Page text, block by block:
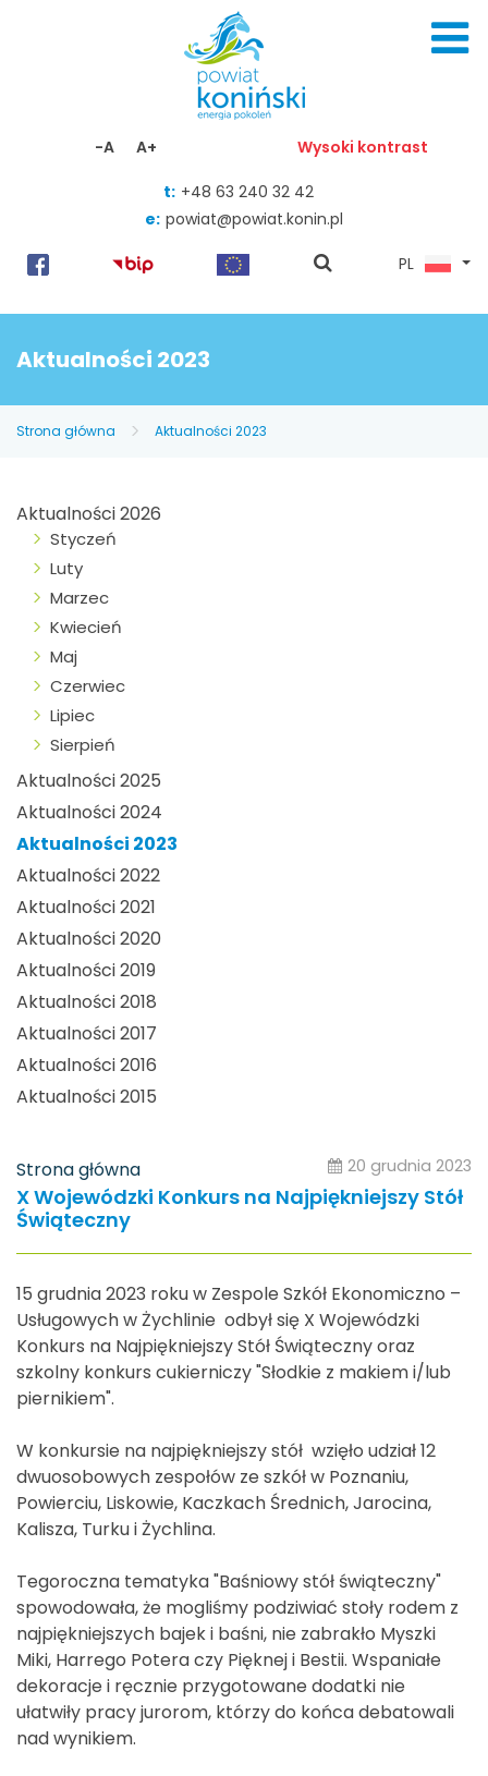
-A A+ Wysoki kontrast
t: +48 63 240 32 42
e: powiat@powiat.konin.pl
pokaż
PL
Aktualności 2023
Strona główna Aktualności 2023
Aktualności 2026
Styczeń
Luty
Marzec
Kwiecień
Maj
Czerwiec
Lipiec
Sierpień
Aktualności 2025
Aktualności 2024
Aktualności 2023
Aktualności 2022
Aktualności 2021
Aktualności 2020
Aktualności 2019
Aktualności 2018
Aktualności 2017
Aktualności 2016
Aktualności 2015
Strona główna 20 grudnia 2023
X Wojewódzki Konkurs na Najpiękniejszy Stół
Świąteczny
15 grudnia 2023 roku w Zespole Szkół Ekonomiczno –
Usługowych w Żychlinie odbył się X Wojewódzki
Konkurs na Najpiękniejszy Stół Świąteczny oraz
szkolny konkurs cukierniczy "Słodkie z makiem i/lub
piernikiem".
W konkursie na najpiękniejszy stół wzięło udział 12
dwuosobowych zespołów ze szkół w Poznaniu,
Powierciu, Liskowie, Kaczkach Średnich, Jarocina,
Kalisza, Turku i Żychlina.
Tegoroczna tematyka "Baśniowy stół świąteczny"
spowodowała, że mogliśmy podziwiać stoły rodem z
najpiękniejszych bajek i baśni, nie zabrakło Myszki
Miki, Harrego Potera czy Pięknej i Bestii. Wspaniałe
dekoracje i ręcznie przygotowane dodatki nie
ułatwiły pracy jurorom, którzy do końca debatowali
nad wynikiem.